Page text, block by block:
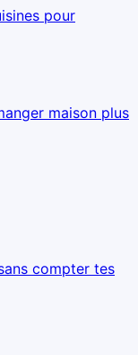
pour
maison plus
compter tes